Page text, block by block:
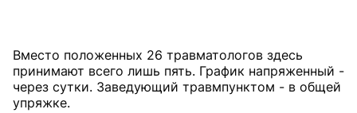
Вместо положенных 26 травматологов здесь
принимают всего лишь пять. График напряженный -
через сутки. Заведующий травмпунктом - в общей
упряжке.